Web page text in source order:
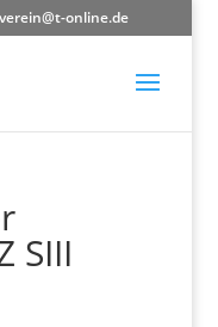
online.de
SIII